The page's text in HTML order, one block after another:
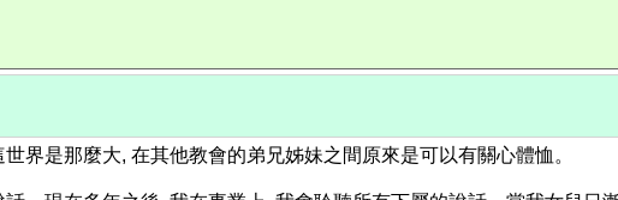
界是那麼大, 在其他教會的弟兄姊妹之間原來是可以有關心體恤。